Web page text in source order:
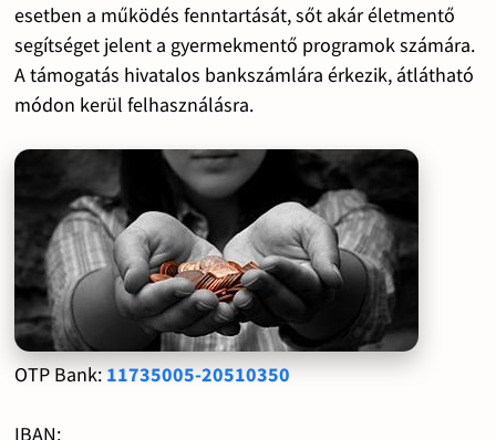
esetben a működés fenntartását, sőt akár életmentő
segítséget jelent a gyermekmentő programok számára.
A támogatás hivatalos bankszámlára érkezik, átlátható
módon kerül felhasználásra.
OTP Bank: 11735005-20510350
IBAN: